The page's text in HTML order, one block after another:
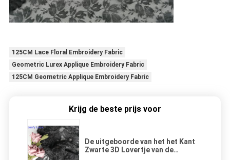
125CM Lace Floral Embroidery Fabric
Geometric Lurex Applique Embroidery Fabric
125CM Geometric Applique Embroidery Fabric
Krijg de beste prijs voor
De uitgeboorde van het het Kant
Zwarte 3D Lovertje van de